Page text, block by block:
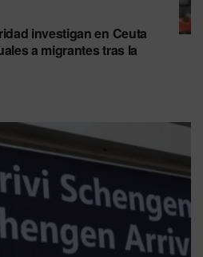
investigan en Ceuta
a migrantes tras la